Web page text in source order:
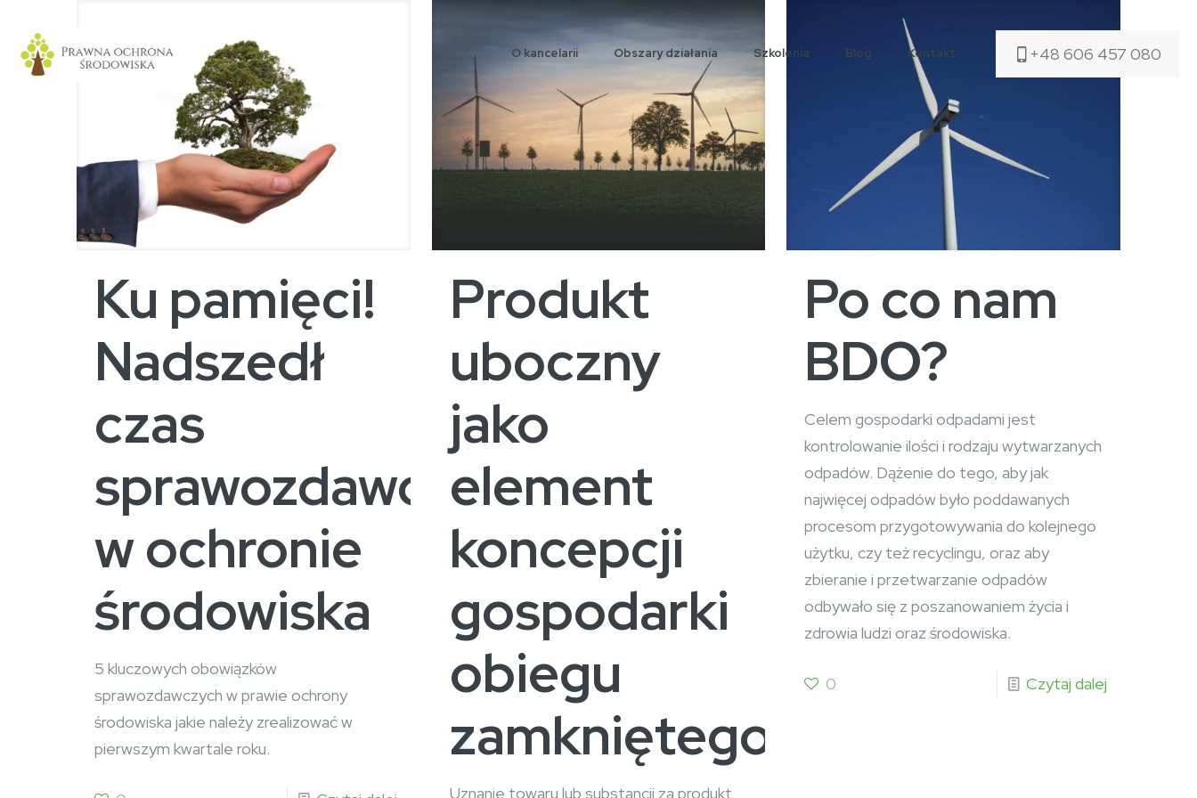
O kancelarii Obszary działania Szkolenia Blog Kontakt +48 606 457 080
Ku pamięci!
Nadszedł
czas
sprawozdawczy
w ochronie
środowiska
5 kluczowych obowiązków
sprawozdawczych w prawie ochrony
środowiska jakie należy zrealizować w
pierwszym kwartale roku.
Produkt
uboczny
jako
element
koncepcji
gospodarki
obiegu
zamkniętego
Uznanie towaru lub substancji za produkt
Po co nam
BDO?
Celem gospodarki odpadami jest
kontrolowanie ilości i rodzaju wytwarzanych
odpadów. Dążenie do tego, aby jak
najwięcej odpadów było poddawanych
procesom przygotowywania do kolejnego
użytku, czy też recyclingu, oraz aby
zbieranie i przetwarzanie odpadów
odbywało się z poszanowaniem życia i
zdrowia ludzi oraz środowiska.
0 Czytaj dalej